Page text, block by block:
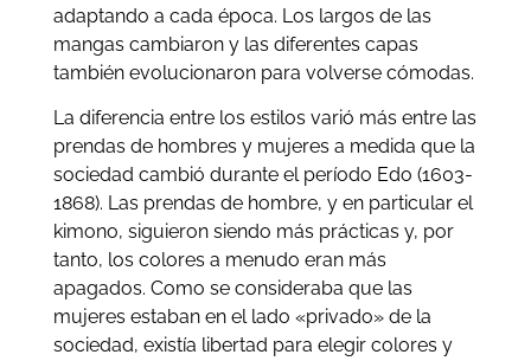
adaptando a cada época. Los largos de las
mangas cambiaron y las diferentes capas
también evolucionaron para volverse cómodas.
La diferencia entre los estilos varió más entre las
prendas de hombres y mujeres a medida que la
sociedad cambió durante el período Edo (1603-
1868). Las prendas de hombre, y en particular el
kimono, siguieron siendo más prácticas y, por
tanto, los colores a menudo eran más
apagados. Como se consideraba que las
mujeres estaban en el lado «privado» de la
sociedad, existía libertad para elegir colores y